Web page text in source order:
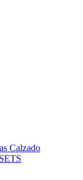
Calzado
SETS